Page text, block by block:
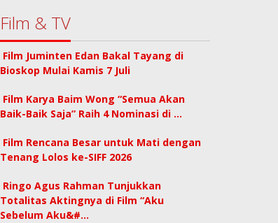
Film & TV
Film Juminten Edan Bakal Tayang di
Bioskop Mulai Kamis 7 Juli
Film Karya Baim Wong “Semua Akan
Baik-Baik Saja” Raih 4 Nominasi di …
Film Rencana Besar untuk Mati dengan
Tenang Lolos ke-SIFF 2026
Ringo Agus Rahman Tunjukkan
Totalitas Aktingnya di Film “Aku
Sebelum Aku&#…